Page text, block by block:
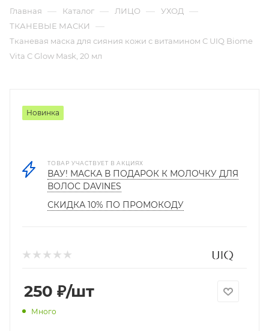
Главная — Каталог — ЛИЦО — УХОД —
ТКАНЕВЫЕ МАСКИ —
Тканевая маска для сияния кожи с витамином C UIQ Biome
Vita C Glow Mask, 20 мл
Новинка
ТОВАР УЧАСТВУЕТ В АКЦИЯХ
ВАУ! МАСКА В ПОДАРОК К МОЛОЧКУ ДЛЯ
ВОЛОС DAVINES
СКИДКА 10% ПО ПРОМОКОДУ
250 ₽/шт
Много